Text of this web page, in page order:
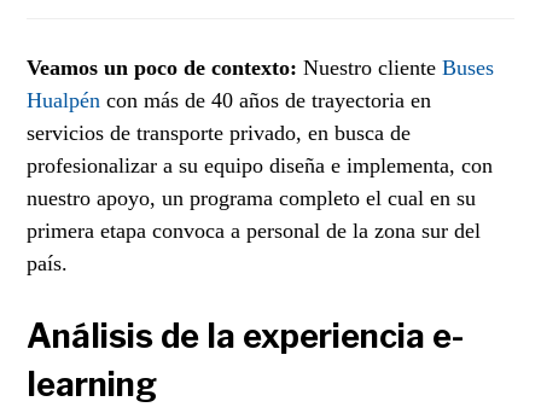
Veamos un poco de contexto: Nuestro clienteBuses
Hualpén con más de 40 años de trayectoria en
servicios de transporte privado, en busca de
profesionalizar a su equipo diseña e implementa, con
nuestro apoyo, un programa completo el cual en su
primera etapa convoca a personal de la zona sur del
país.
Análisis de la experiencia e-
learning